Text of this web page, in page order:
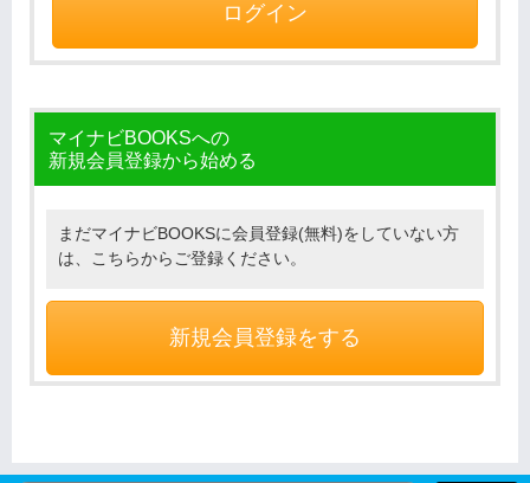
ログイン
マイナビBOOKSへの
新規会員登録から始める
まだマイナビBOOKSに会員登録(無料)をしていない方
は、こちらからご登録ください。
新規会員登録をする